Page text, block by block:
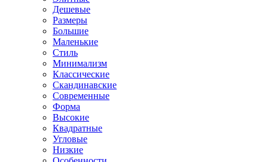
Дешевые
Размеры
Большие
Маленькие
Стиль
Минимализм
Классические
Скандинавские
Современные
Форма
Высокие
Квадратные
Угловые
Низкие